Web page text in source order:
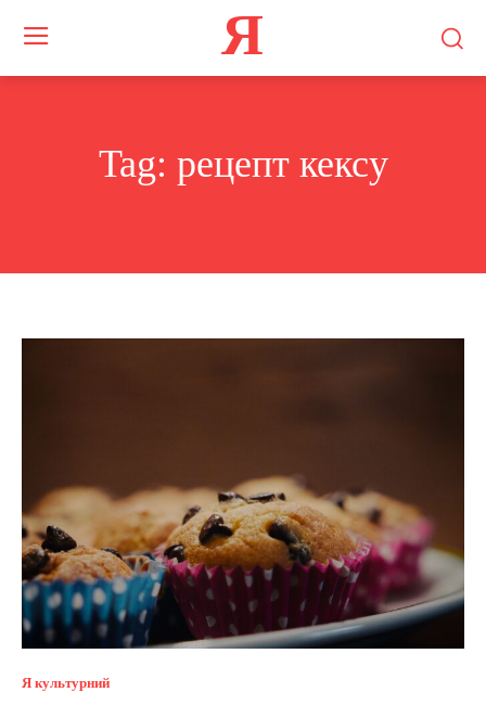
Я
Tag: рецепт кексу
Я культурний